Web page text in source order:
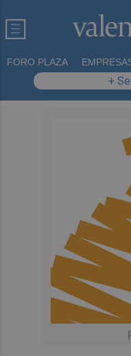
FORO PLAZA
+